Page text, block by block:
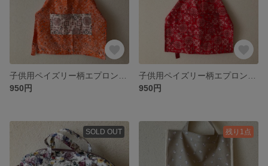
950円
950円
SOLD OUT 残り1点